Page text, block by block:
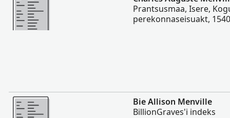
Prantsusmaa, Isere,
perekonnaseisuakt,
Rohkem
Bie Allison Menville
BillionGraves'i indeks